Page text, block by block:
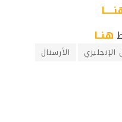
هنــا
الإنجليزي
الأرسنال